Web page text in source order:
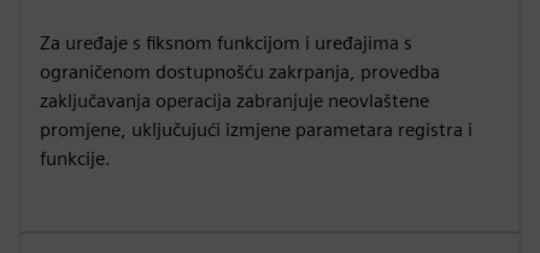
Za uređaje s fiksnom funkcijom i uređajima s
ograničenom dostupnošću zakrpanja, provedba
zaključavanja operacija zabranjuje neovlaštene
promjene, uključujući izmjene parametara registra i
funkcije.